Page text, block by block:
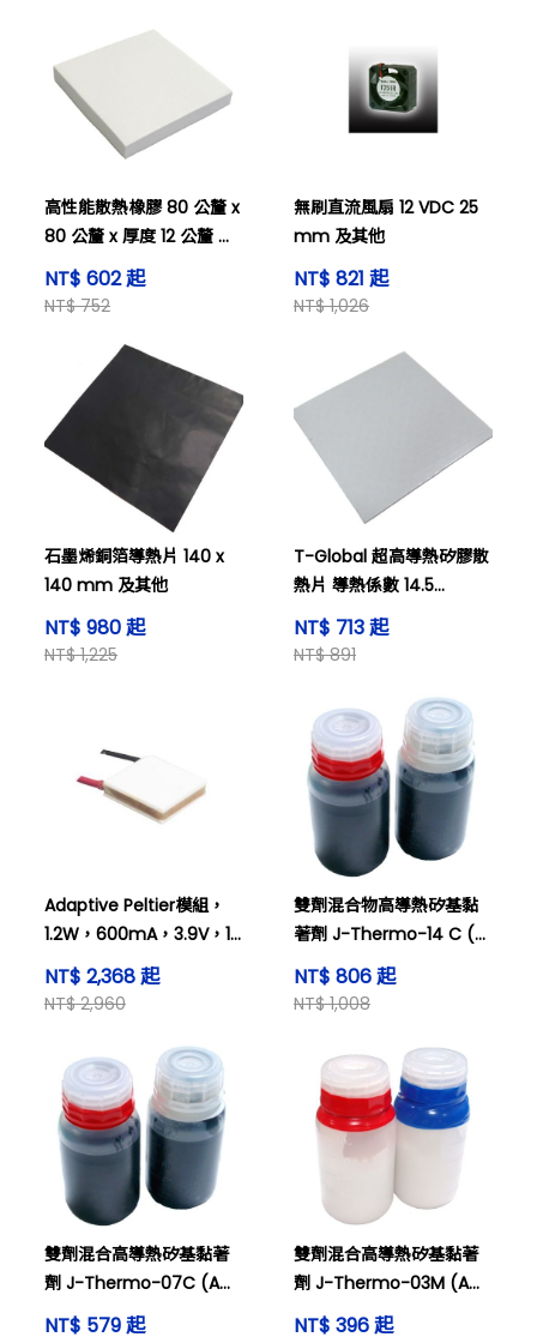
高性能散熱橡膠 80 公釐 x
80 公釐 x 厚度 12 公釐 及
其他
NT$ 602 起
NT$ 752
無刷直流風扇 12 VDC 25
mm 及其他
NT$ 821 起
NT$ 1,026
石墨烯銅箔導熱片 140 x
140 mm 及其他
NT$ 980 起
NT$ 1,225
T-Global 超高導熱矽膠散
熱片 導熱係數 14.5
W/m・K 及其他
NT$ 713 起
NT$ 891
Adaptive Peltier模組，
1.2W，600mA，3.9V，19
x 19mm MGM250-49-
10-16
NT$ 2,368 起
NT$ 2,960
雙劑混合物高導熱矽基黏
著劑 J-Thermo-14 C (A
劑 1 克/B劑 1 克) 及其他
NT$ 806 起
NT$ 1,008
雙劑混合高導熱矽基黏著
劑 J-Thermo-07C (A劑
1克/B劑 1克) 及其他
NT$ 579 起
雙劑混合高導熱矽基黏著
劑 J-Thermo-03M (A劑
1克/B劑 1克) 及其他
NT$ 396 起